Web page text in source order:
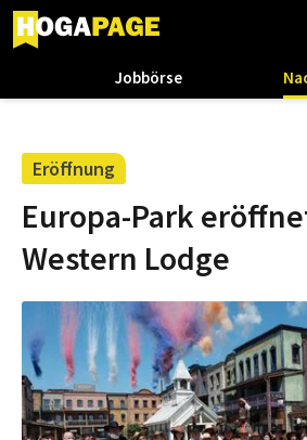
Jobbörse
Eröffnung
Europa-Park
Western Lodge